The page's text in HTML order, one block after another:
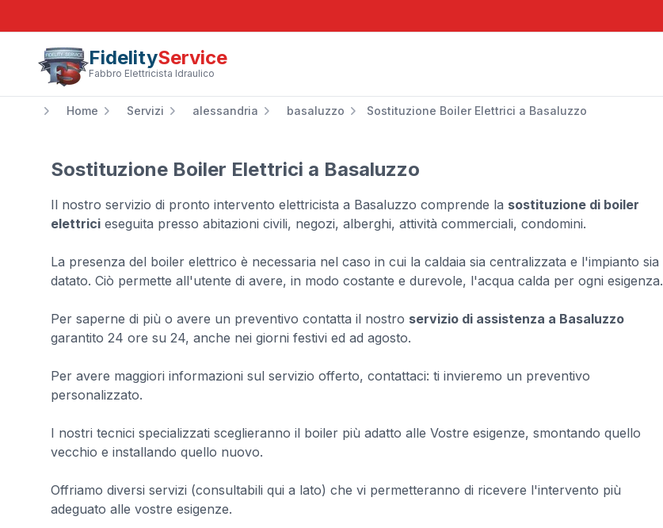
FidelityService
Fabbro Elettricista Idraulico
Home Servizi alessandria basaluzzo Sostituzione Boiler Elettrici a Basaluzzo
Sostituzione Boiler Elettrici a Basaluzzo
Il nostro servizio di pronto intervento elettricista a Basaluzzo comprende la sostituzione di boiler
elettrici eseguita presso abitazioni civili, negozi, alberghi, attività commerciali, condomini.
La presenza del boiler elettrico è necessaria nel caso in cui la caldaia sia centralizzata e l'impianto sia
datato. Ciò permette all'utente di avere, in modo costante e durevole, l'acqua calda per ogni esigenza.
Per saperne di più o avere un preventivo contatta il nostro servizio di assistenza a Basaluzzo
garantito 24 ore su 24, anche nei giorni festivi ed ad agosto.
Per avere maggiori informazioni sul servizio offerto, contattaci: ti invieremo un preventivo
personalizzato.
I nostri tecnici specializzati sceglieranno il boiler più adatto alle Vostre esigenze, smontando quello
vecchio e installando quello nuovo.
Offriamo diversi servizi (consultabili qui a lato) che vi permetteranno di ricevere l'intervento più
adeguato alle vostre esigenze.